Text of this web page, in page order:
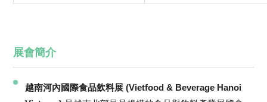
展會簡介
越南河內國際食品飲料展 (Vietfood & Beverage Hanoi